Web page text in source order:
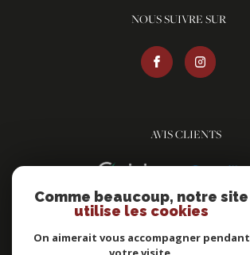
NOUS SUIVRE SUR
AVIS CLIENTS
Comme beaucoup, notre site
utilise les cookies
On aimerait vous accompagner pendant